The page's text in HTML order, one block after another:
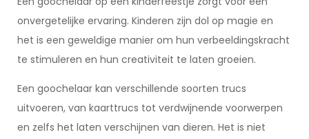
onvergetelijke ervaring. Kinderen zijn dol op magie en
het is een geweldige manier om hun verbeeldingskracht
te stimuleren en hun creativiteit te laten groeien.
Een goochelaar kan verschillende soorten trucs
uitvoeren, van kaarttrucs tot verdwijnende voorwerpen
en zelfs het laten verschijnen van dieren. Het is niet